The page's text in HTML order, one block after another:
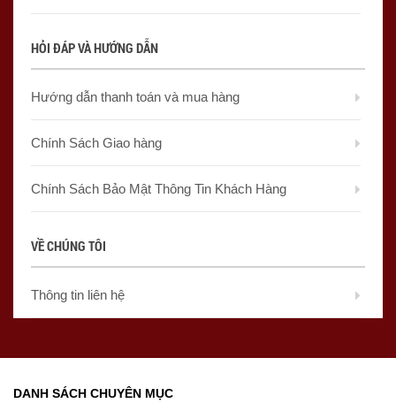
HỎI ĐÁP VÀ HƯỚNG DẪN
Hướng dẫn thanh toán và mua hàng
Chính Sách Giao hàng
Chính Sách Bảo Mật Thông Tin Khách Hàng
VỀ CHÚNG TÔI
Thông tin liên hệ
DANH SÁCH CHUYÊN MỤC